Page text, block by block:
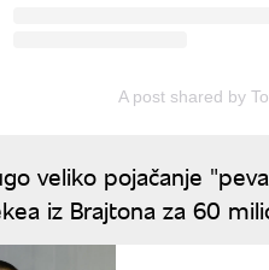
A post shared by
veliko pojačanje
iz Brajtona za 60